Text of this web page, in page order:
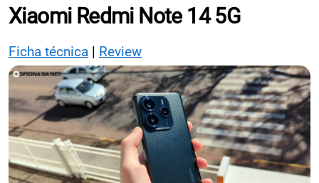
Xiaomi Redmi Note 14 5G
Ficha técnica | Review